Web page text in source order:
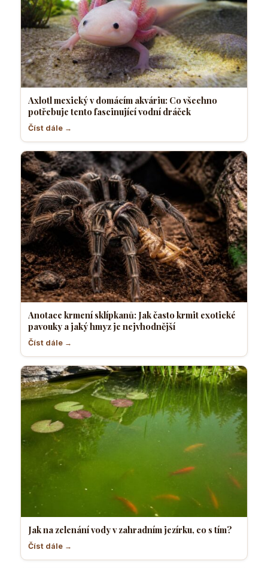
Axlotl mexický v domácím akváriu: Co všechno
potřebuje tento fascinující vodní dráček
Číst dále →
Anotace krmení sklípkanů: Jak často krmit exotické
pavouky a jaký hmyz je nejvhodnější
Číst dále →
Jak na zelenání vody v zahradním jezírku, co s tím?
Číst dále →